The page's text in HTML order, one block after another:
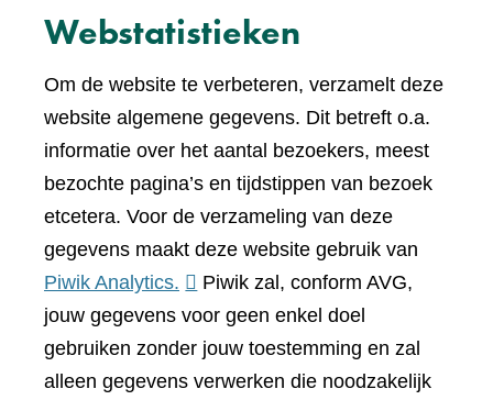
Webstatistieken
Om de website te verbeteren, verzamelt deze
website algemene gegevens. Dit betreft o.a.
informatie over het aantal bezoekers, meest
bezochte pagina’s en tijdstippen van bezoek
etcetera. Voor de verzameling van deze
gegevens maakt deze website gebruik van
Piwik Analytics. (verwijst
naar
een
andere
Piwik zal, conform AVG,
jouw gegevens voor geen enkel doel
gebruiken zonder jouw toestemming en zal
alleen gegevens verwerken die noodzakelijk